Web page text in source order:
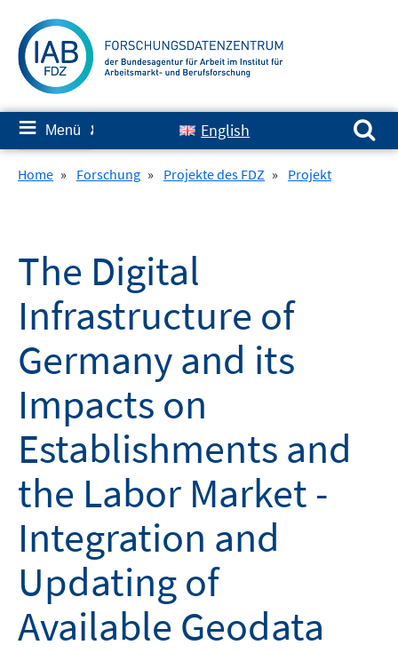
zum
Inhalt
≡ Menü ✘ English
Suchen nach:
Home » Forschung » Projekte des FDZ » Projekt
The Digital
Infrastructure of
Germany and its
Impacts on
Establishments and
the Labor Market -
Integration and
Updating of
Available Geodata